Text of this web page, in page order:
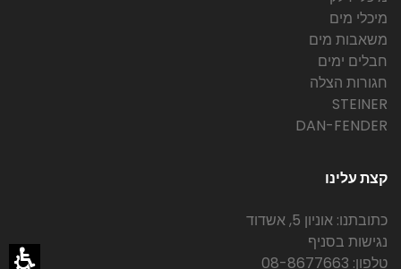
מיכלי מים
משאבות מים
חבלים ימים
חגורות הצלה
STEINER
DAN-FENDER
קצת עלינו
כתובתנו: אוניון 5, אשדוד
נגישות בסניף
טלפון: 08-8677663